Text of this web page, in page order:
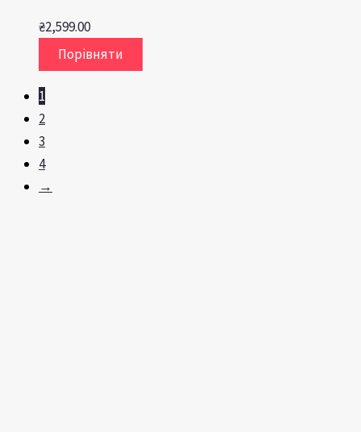
₴2,599.00
Порівняти
1
2
3
4
→